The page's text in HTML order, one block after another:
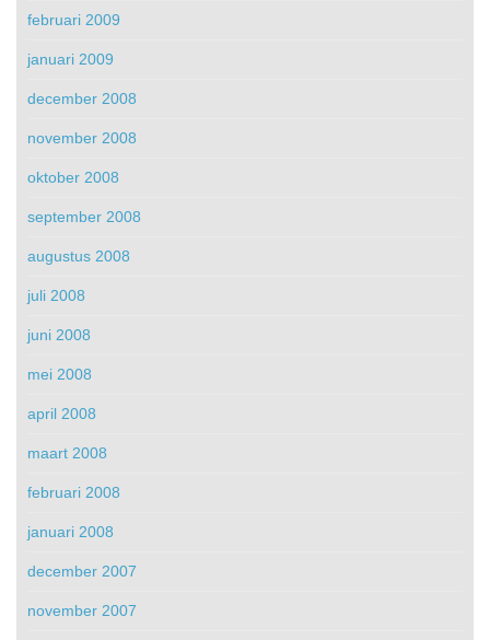
februari 2009
januari 2009
december 2008
november 2008
oktober 2008
september 2008
augustus 2008
juli 2008
juni 2008
mei 2008
april 2008
maart 2008
februari 2008
januari 2008
december 2007
november 2007